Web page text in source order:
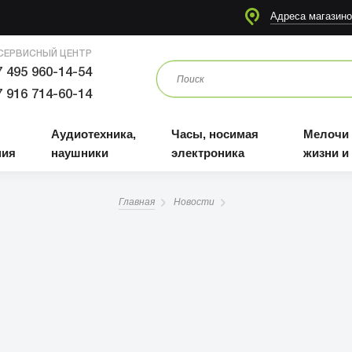
Адреса
ЦЕНТР
495 960-14-54
916 714-60-14
Аудиотехника,
наушники
Часы, носимая
электроника
Мелочи
жизни
Главная Новости